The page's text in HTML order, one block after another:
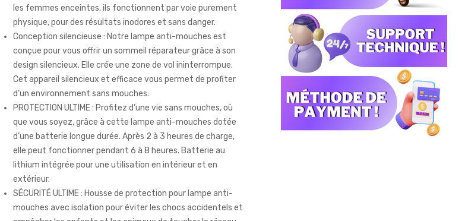
les femmes enceintes, ils fonctionnent par voie purement
physique, pour des résultats inodores et sans danger.
Conception silencieuse : Notre lampe anti-mouches est
conçue pour vous offrir un sommeil réparateur grâce à son
design silencieux. Elle crée une zone de vol ininterrompue.
Cet appareil silencieux et efficace vous permet de profiter
d’un environnement sans mouches.
PROTECTION ULTIME : Profitez d’une vie sans mouches, où
que vous soyez, grâce à cette lampe anti-mouches dotée
d’une batterie longue durée. Après 2 à 3 heures de charge,
elle peut fonctionner pendant 6 à 8 heures. Batterie au
lithium intégrée pour une utilisation en intérieur et en
extérieur.
SÉCURITÉ ULTIME : Housse de protection pour lampe anti-
mouches avec isolation pour éviter les chocs accidentels et